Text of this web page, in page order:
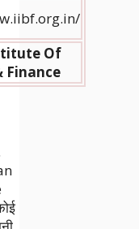
Of
Finance